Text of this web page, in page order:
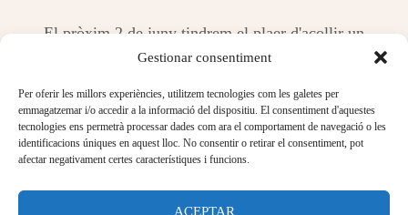
Gestionar consentiment
Per oferir les millors experiències, utilitzem tecnologies com les galetes per
emmagatzemar i/o accedir a la informació del dispositiu. El consentiment d'aquestes
tecnologies ens permetrà processar dades com ara el comportament de navegació o les
identificacions úniques en aquest lloc. No consentir o retirar el consentiment, pot
afectar negativament certes característiques i funcions.
ACEPTAR
El pròxim 2 de juny tindrem el plaer d'acollir un
extraordinari concert del pianista Jakub Kuszlik, amb un
Data: 2 de juny
Hora: 19.30 h